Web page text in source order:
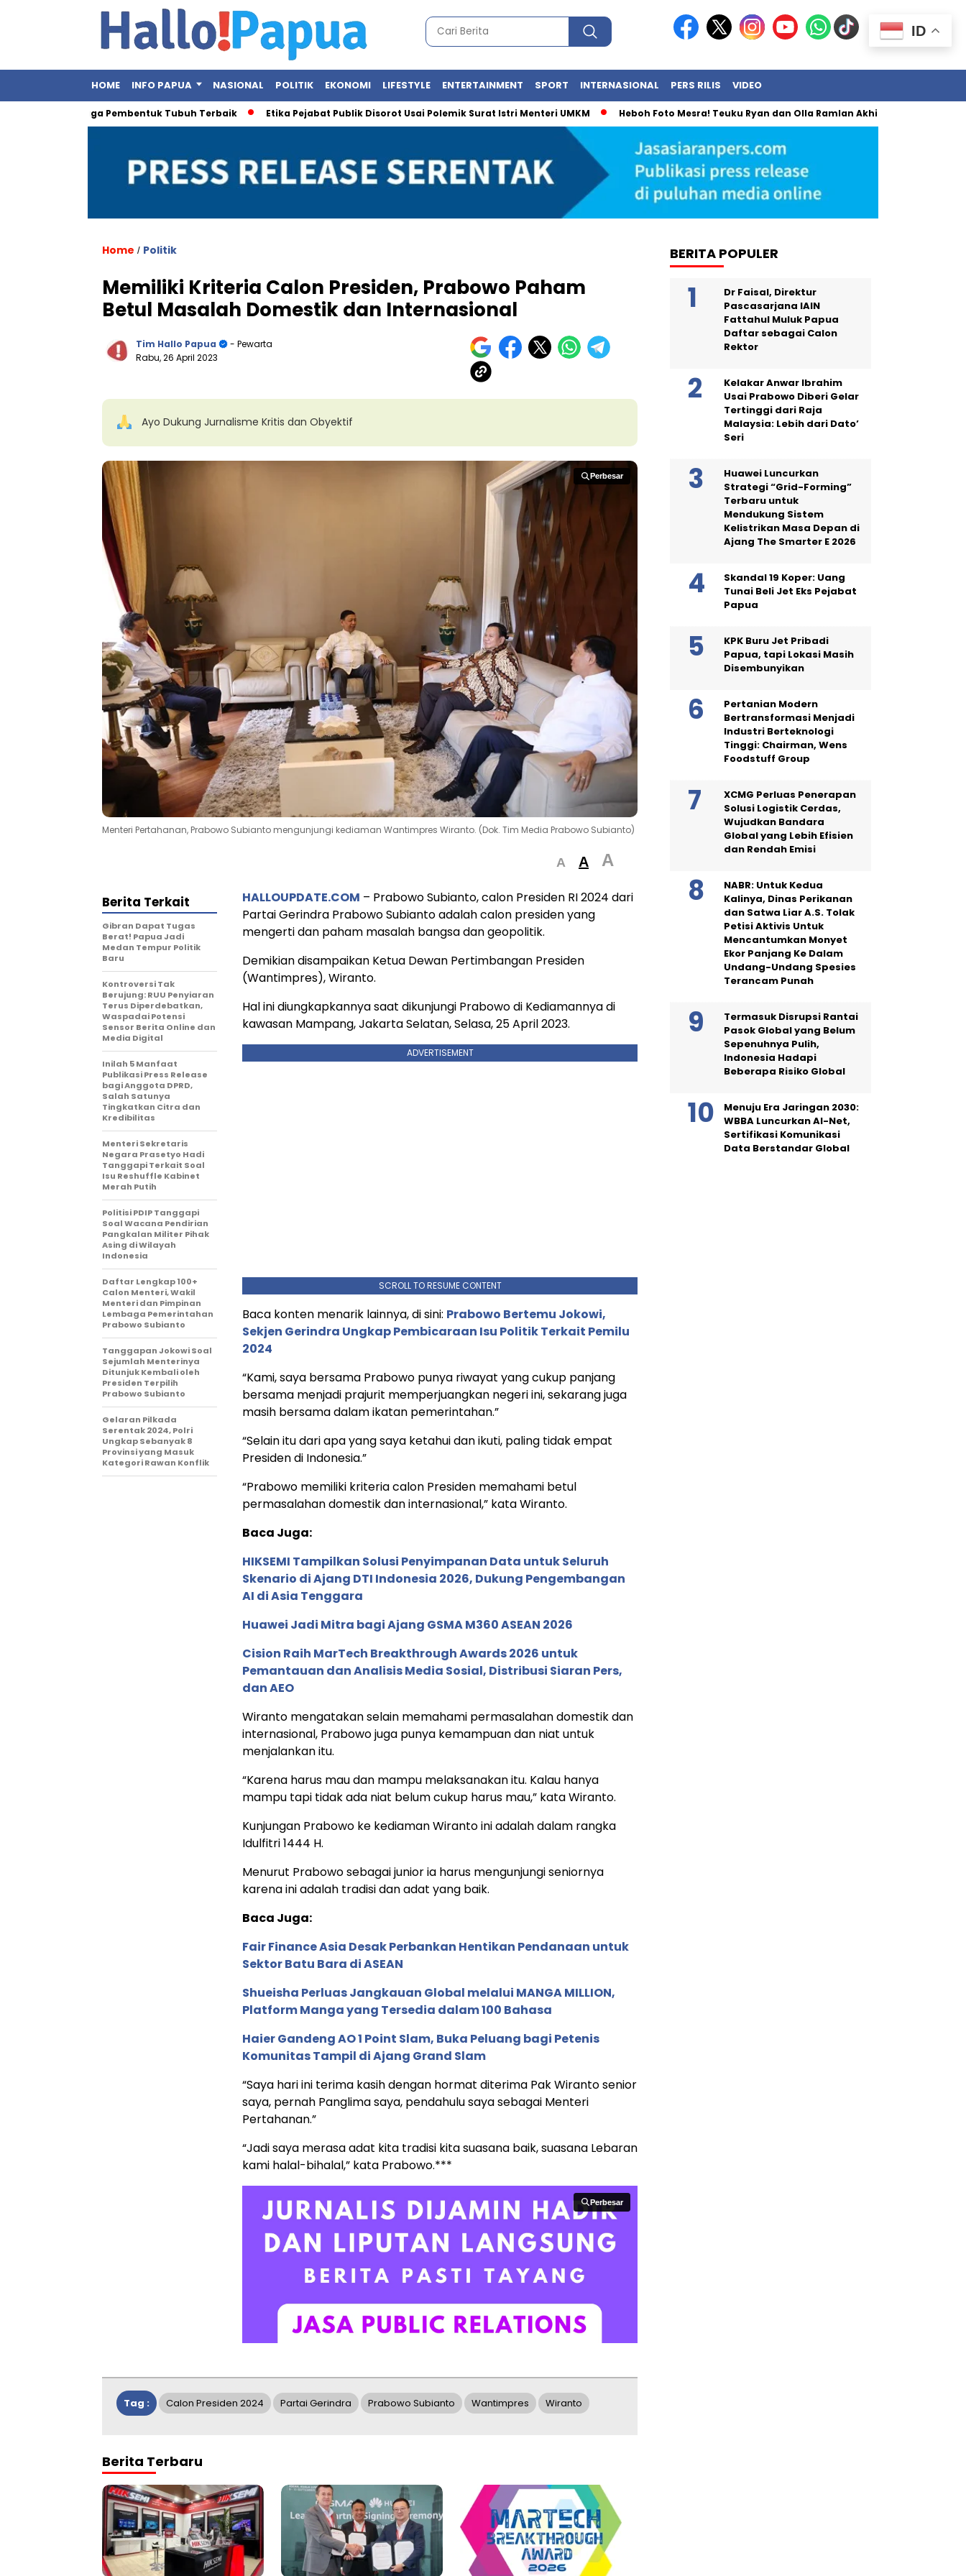
HOME INFO PAPUA NASIONAL POLITIK EKONOMI LIFESTYLE ENTERTAINMENT SPORT INTERNASIONAL PERS RILIS VIDEO
Olahraga Pembentuk Tubuh Terbaik Etika Pejabat Publik Disorot Usai Polemik Surat Istri Menteri UMKM Heboh Foto Mesra! Teuku Ryan dan Olla Ramlan Akhirnya Angkat Bicara
Home / Politik
Memiliki Kriteria Calon Presiden, Prabowo Paham
Betul Masalah Domestik dan Internasional
Tim Hallo Papua
- Pewarta
Rabu, 26 April 2023
Ayo Dukung Jurnalisme Kritis dan Obyektif
Perbesar
Perbesar
Menteri Pertahanan, Prabowo Subianto mengunjungi kediaman Wantimpres Wiranto. (Dok. Tim Media Prabowo Subianto)
A A A
HALLOUPDATE.COM – Prabowo Subianto, calon Presiden RI 2024 dari
Partai Gerindra Prabowo Subianto adalah calon presiden yang
mengerti dan paham masalah bangsa dan geopolitik.
Demikian disampaikan Ketua Dewan Pertimbangan Presiden
(Wantimpres), Wiranto.
Hal ini diungkapkannya saat dikunjungi Prabowo di Kediamannya di
kawasan Mampang, Jakarta Selatan, Selasa, 25 April 2023.
ADVERTISEMENT
SCROLL TO RESUME CONTENT
Baca konten menarik lainnya, di sini: Prabowo Bertemu Jokowi,
Sekjen Gerindra Ungkap Pembicaraan Isu Politik Terkait Pemilu
2024
“Kami, saya bersama Prabowo punya riwayat yang cukup panjang
bersama menjadi prajurit memperjuangkan negeri ini, sekarang juga
masih bersama dalam ikatan pemerintahan.”
“Selain itu dari apa yang saya ketahui dan ikuti, paling tidak empat
Presiden di Indonesia.”
“Prabowo memiliki kriteria calon Presiden memahami betul
permasalahan domestik dan internasional,” kata Wiranto.
Baca Juga:
HIKSEMI Tampilkan Solusi Penyimpanan Data untuk Seluruh
Skenario di Ajang DTI Indonesia 2026, Dukung Pengembangan
AI di Asia Tenggara
Huawei Jadi Mitra bagi Ajang GSMA M360 ASEAN 2026
Cision Raih MarTech Breakthrough Awards 2026 untuk
Pemantauan dan Analisis Media Sosial, Distribusi Siaran Pers,
dan AEO
Wiranto mengatakan selain memahami permasalahan domestik dan
internasional, Prabowo juga punya kemampuan dan niat untuk
menjalankan itu.
“Karena harus mau dan mampu melaksanakan itu. Kalau hanya
mampu tapi tidak ada niat belum cukup harus mau,” kata Wiranto.
Kunjungan Prabowo ke kediaman Wiranto ini adalah dalam rangka
Idulfitri 1444 H.
Menurut Prabowo sebagai junior ia harus mengunjungi seniornya
karena ini adalah tradisi dan adat yang baik.
Baca Juga:
Fair Finance Asia Desak Perbankan Hentikan Pendanaan untuk
Sektor Batu Bara di ASEAN
Shueisha Perluas Jangkauan Global melalui MANGA MILLION,
Platform Manga yang Tersedia dalam 100 Bahasa
Haier Gandeng AO 1 Point Slam, Buka Peluang bagi Petenis
Komunitas Tampil di Ajang Grand Slam
“Saya hari ini terima kasih dengan hormat diterima Pak Wiranto senior
saya, pernah Panglima saya, pendahulu saya sebagai Menteri
Pertahanan.”
“Jadi saya merasa adat kita tradisi kita suasana baik, suasana Lebaran
kami halal-bihalal,” kata Prabowo.***
Perbesar
Perbesar
Berita Terkait
Gibran Dapat Tugas
Berat! Papua Jadi
Medan Tempur Politik
Baru
Kontroversi Tak
Berujung: RUU Penyiaran
Terus Diperdebatkan,
Waspadai Potensi
Sensor Berita Online dan
Media Digital
Inilah 5 Manfaat
Publikasi Press Release
bagi Anggota DPRD,
Salah Satunya
Tingkatkan Citra dan
Kredibilitas
Menteri Sekretaris
Negara Prasetyo Hadi
Tanggapi Terkait Soal
Isu Reshuffle Kabinet
Merah Putih
Politisi PDIP Tanggapi
Soal Wacana Pendirian
Pangkalan Militer Pihak
Asing di Wilayah
Indonesia
Daftar Lengkap 100+
Calon Menteri, Wakil
Menteri dan Pimpinan
Lembaga Pemerintahan
Prabowo Subianto
Tanggapan Jokowi Soal
Sejumlah Menterinya
Ditunjuk Kembali oleh
Presiden Terpilih
Prabowo Subianto
Gelaran Pilkada
Serentak 2024, Polri
Ungkap Sebanyak 8
Provinsi yang Masuk
Kategori Rawan Konflik
Tag : Calon Presiden 2024 Partai Gerindra Prabowo Subianto Wantimpres Wiranto
Berita Terbaru
BERITA POPULER
Dr Faisal, Direktur
Pascasarjana IAIN
Fattahul Muluk Papua
Daftar sebagai Calon
Rektor
Kelakar Anwar Ibrahim
Usai Prabowo Diberi Gelar
Tertinggi dari Raja
Malaysia: Lebih dari Dato’
Seri
Huawei Luncurkan
Strategi “Grid-Forming”
Terbaru untuk
Mendukung Sistem
Kelistrikan Masa Depan di
Ajang The Smarter E 2026
Skandal 19 Koper: Uang
Tunai Beli Jet Eks Pejabat
Papua
KPK Buru Jet Pribadi
Papua, tapi Lokasi Masih
Disembunyikan
Pertanian Modern
Bertransformasi Menjadi
Industri Berteknologi
Tinggi: Chairman, Wens
Foodstuff Group
XCMG Perluas Penerapan
Solusi Logistik Cerdas,
Wujudkan Bandara
Global yang Lebih Efisien
dan Rendah Emisi
NABR: Untuk Kedua
Kalinya, Dinas Perikanan
dan Satwa Liar A.S. Tolak
Petisi Aktivis Untuk
Mencantumkan Monyet
Ekor Panjang Ke Dalam
Undang-Undang Spesies
Terancam Punah
Termasuk Disrupsi Rantai
Pasok Global yang Belum
Sepenuhnya Pulih,
Indonesia Hadapi
Beberapa Risiko Global
Menuju Era Jaringan 2030:
WBBA Luncurkan AI-Net,
Sertifikasi Komunikasi
Data Berstandar Global
ID